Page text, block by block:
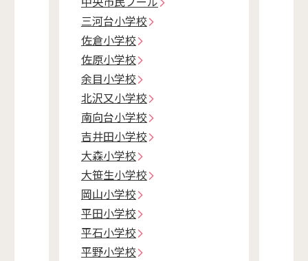
三河台小学校
佐倉小学校
佐原小学校
余目小学校
北沢又小学校
南向台小学校
吉井田小学校
大森小学校
大笹生小学校
岡山小学校
平田小学校
平石小学校
平野小学校